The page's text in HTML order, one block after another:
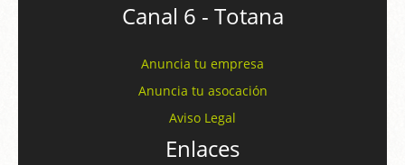
Canal 6 - Totana
Anuncia tu empresa
Anuncia tu asocación
Aviso Legal
Enlaces